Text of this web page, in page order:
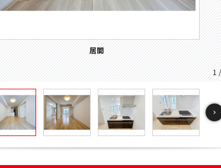
居間
1
居間
キッチン
キッチン
キッチン
寝室
寝室
風呂
風呂
トイレ
収納
収納
洗面
バルコニー
設備
設備
玄関
その他画像
その他画像
その他画像
セキュリティ
外観
周辺施設：ホームセンター
周辺施設：ドラックストア
周辺施設：コンビニ
周辺施設：スーパー
周辺施設：郵便局
周辺施設：小学校